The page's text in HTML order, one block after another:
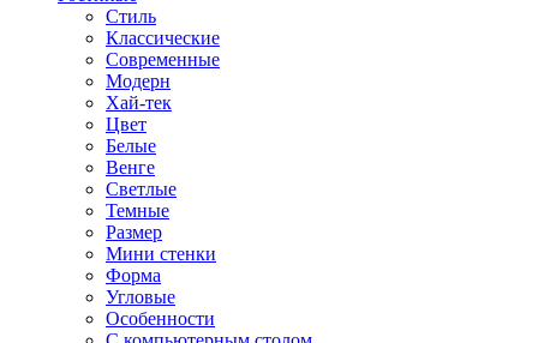
Стиль
Классические
Современные
Модерн
Хай-тек
Цвет
Белые
Венге
Светлые
Темные
Размер
Мини стенки
Форма
Угловые
Особенности